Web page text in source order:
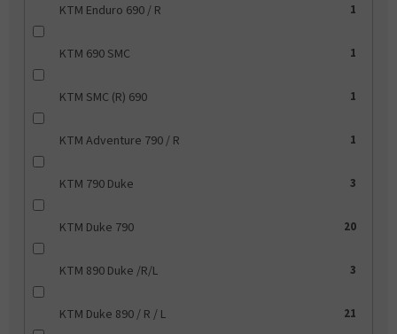
KTM Enduro 690 / R 1
KTM 690 SMC 1
KTM SMC (R) 690 1
KTM Adventure 790 / R 1
KTM 790 Duke 3
KTM Duke 790 20
KTM 890 Duke /R/L 3
KTM Duke 890 / R / L 21